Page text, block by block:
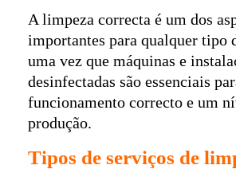
A limpeza correcta é um dos
importantes para qualquer tipo
uma vez que máquinas e
desinfectadas são essenciais
funcionamento correcto e um
produção.
Tipos de serviços de